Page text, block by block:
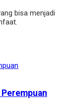
bisa menjadi